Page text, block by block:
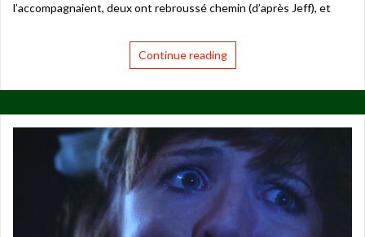
l’accompagnaient, deux ont rebroussé chemin (d’après Jeff), et
Continue reading